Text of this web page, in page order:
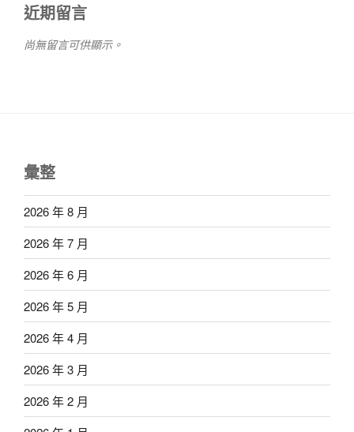
近期留言
尚無留言可供顯示。
彙整
2026 年 8 月
2026 年 7 月
2026 年 6 月
2026 年 5 月
2026 年 4 月
2026 年 3 月
2026 年 2 月